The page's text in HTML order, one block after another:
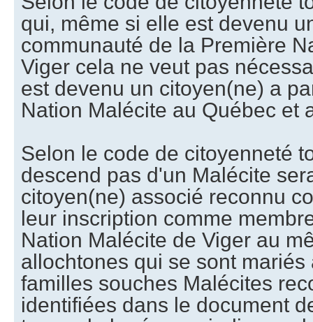
qui, même si elle est devenu
communauté de la Première
Viger cela ne veut pas
est devenu un citoyen(ne) a
Nation Malécite au Québec et
Selon le code de citoyenneté
descend pas d'un Malécite
citoyen(ne) associé reconnu
leur inscription comme
Nation Malécite de Viger au
allochtones qui se sont
familles souches Malécites
identifiées dans le document